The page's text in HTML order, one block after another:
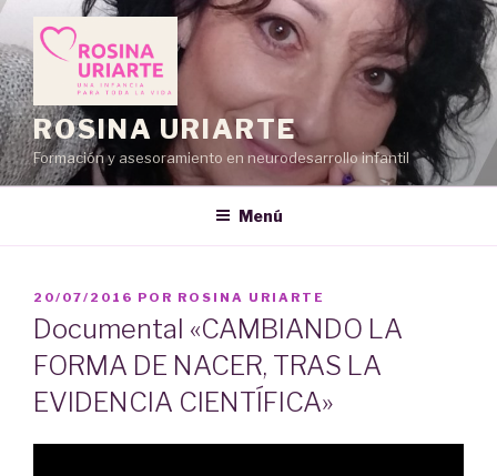
Saltar
al
contenido
ROSINA URIARTE
Formación y asesoramiento en neurodesarrollo infantil
Menú
PUBLICADO
EL
20/07/2016 POR ROSINA URIARTE
Documental «CAMBIANDO LA
FORMA DE NACER, TRAS LA
EVIDENCIA CIENTÍFICA»